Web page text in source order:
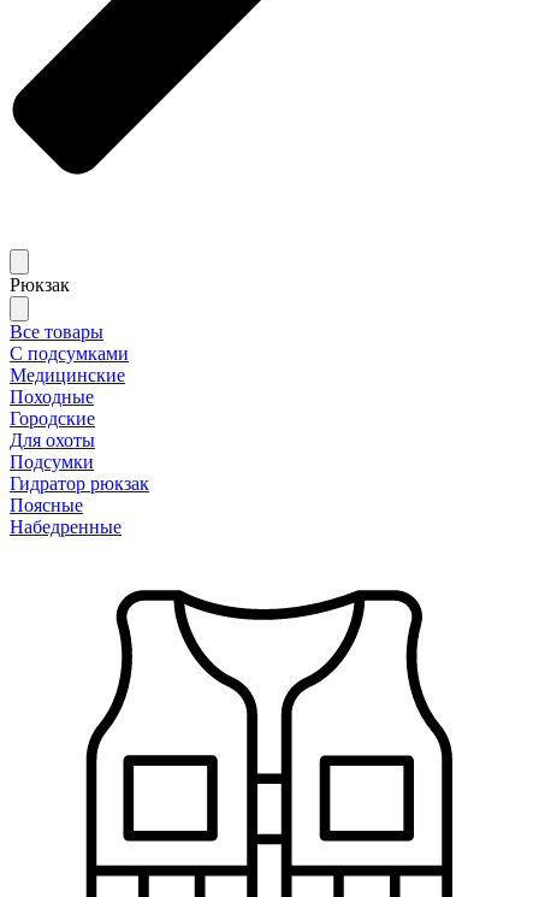
Рюкзак
Все товары
С подсумками
Медицинские
Походные
Городские
Для охоты
Подсумки
Гидратор рюкзак
Поясные
Набедренные